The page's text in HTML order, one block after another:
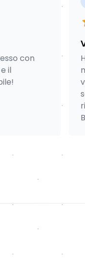
con
il